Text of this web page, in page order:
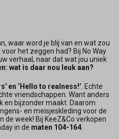
waar word je blij van en wat zou
het zeggen had? Bij No Way
verhaal, naar dat wat jou uniek
wat is daar nou leuk aan?
en ‘Hello to realness!’ . Echte
vriendschappen. Want anders
en bijzonder maakt. Daarom
en meisjeskleding voor de
de week! Bij KeeZ&Co verkopen
in de maten 104-164